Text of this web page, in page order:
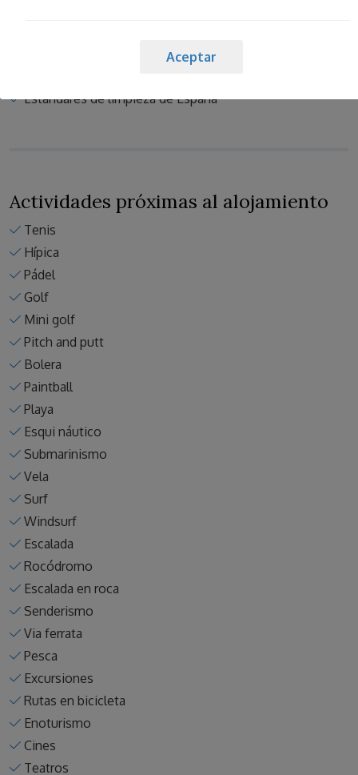
Ropa de casa limpiada a alta temperatura
Estandares de limpieza de España
Actividades próximas al alojamiento
Tenis
Hípica
Pádel
Golf
Mini golf
Pitch and putt
Bolera
Paintball
Playa
Esqui náutico
Submarinismo
Vela
Surf
Windsurf
Escalada
Rocódromo
Escalada en roca
Senderismo
Via ferrata
Pesca
Excursiones
Rutas en bicicleta
Enoturismo
Cines
Teatros
Aceptar